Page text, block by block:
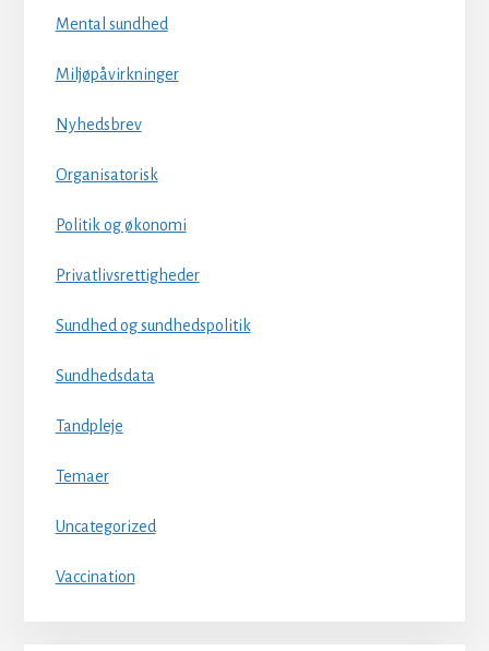
Mental sundhed
Miljøpåvirkninger
Nyhedsbrev
Organisatorisk
Politik og økonomi
Privatlivsrettigheder
Sundhed og sundhedspolitik
Sundhedsdata
Tandpleje
Temaer
Uncategorized
Vaccination